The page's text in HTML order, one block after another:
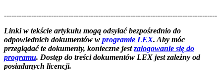
--------------------------------------------------------------------------------------
Linki w tekście artykułu mogą odsyłać bezpośrednio do
odpowiednich dokumentów w programie LEX. Aby móc
przeglądać te dokumenty, konieczne jestzalogowanie się do
programu. Dostęp do treści dokumentów LEX jest zależny od
posiadanych licencji.